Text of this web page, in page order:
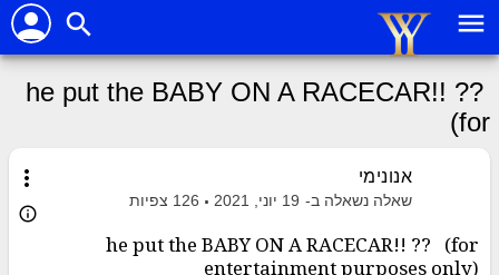
menu
search
person
he put the BABY ON A RACECAR!! ??
(for
more_vert אנונימי
שאלה נשאלה ב- 19 יוני, 2021 126 צפיות
info_outline
he put the BABY ON A RACECAR!! ?? (for
entertainment purposes only)